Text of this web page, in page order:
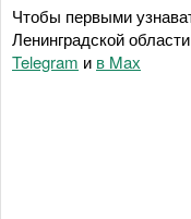
Чтобы первыми
Ленинградской
Telegram и в Maх